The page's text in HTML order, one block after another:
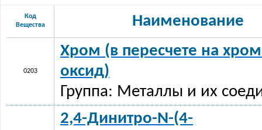
Код
Вещества
Наименование
0203
Хром (в пересчете на
оксид)
Группа: Металлы и их
2,4-Динитро-N-(4-